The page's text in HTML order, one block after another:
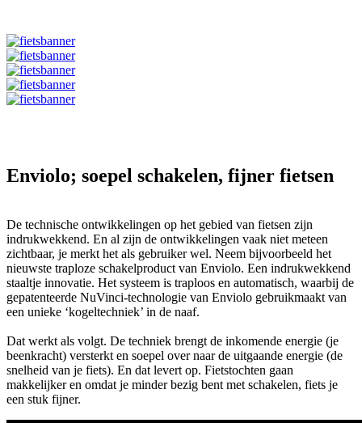
Enviolo; soepel schakelen, fijner fietsen
De technische ontwikkelingen op het gebied van fietsen zijn
indrukwekkend. En al zijn de ontwikkelingen vaak niet meteen
zichtbaar, je merkt het als gebruiker wel. Neem bijvoorbeeld het
nieuwste traploze schakelproduct van Enviolo. Een indrukwekkend
staaltje innovatie. Het systeem is traploos en automatisch, waarbij de
gepatenteerde NuVinci-technologie van Enviolo gebruikmaakt van
een unieke ‘kogeltechniek’ in de naaf.
Dat werkt als volgt. De techniek brengt de inkomende energie (je
beenkracht) versterkt en soepel over naar de uitgaande energie (de
snelheid van je fiets). En dat levert op. Fietstochten gaan
makkelijker en omdat je minder bezig bent met schakelen, fiets je
een stuk fijner.